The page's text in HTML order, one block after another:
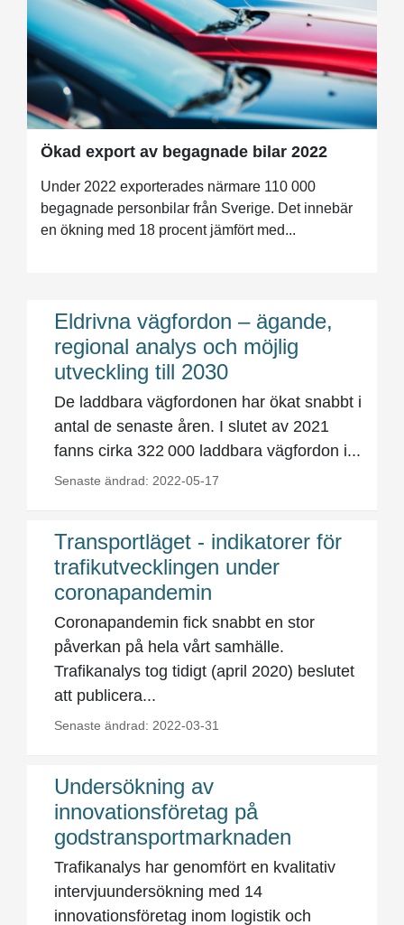
Ökad export av begagnade bilar 2022
Under 2022 exporterades närmare 110 000
begagnade personbilar från Sverige. Det innebär
en ökning med 18 procent jämfört med...
Eldrivna vägfordon – ägande,
regional analys och möjlig
utveckling till 2030
De laddbara vägfordonen har ökat snabbt i
antal de senaste åren. I slutet av 2021
fanns cirka 322 000 laddbara vägfordon i...
Senaste ändrad: 2022-05-17
Transportläget - indikatorer för
trafikutvecklingen under
coronapandemin
Coronapandemin fick snabbt en stor
påverkan på hela vårt samhälle.
Trafikanalys tog tidigt (april 2020) beslutet
att publicera...
Senaste ändrad: 2022-03-31
Undersökning av
innovationsföretag på
godstransportmarknaden
Trafikanalys har genomfört en kvalitativ
intervjuundersökning med 14
innovationsföretag inom logistik och